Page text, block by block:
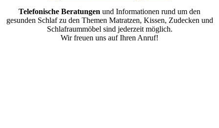
Telefonische Beratungen und Informationen rund um den
gesunden Schlaf zu den Themen Matratzen, Kissen, Zudecken und
Schlafraummöbel sind jederzeit möglich.
Wir freuen uns auf Ihren Anruf!